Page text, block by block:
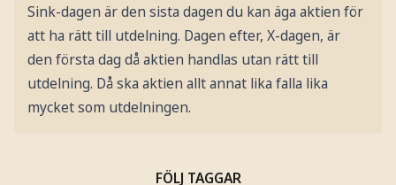
Sink-dagen är den sista dagen du kan äga aktien för
att ha rätt till utdelning. Dagen efter, X-dagen, är
den första dag då aktien handlas utan rätt till
utdelning. Då ska aktien allt annat lika falla lika
mycket som utdelningen.
FÖLJ TAGGAR